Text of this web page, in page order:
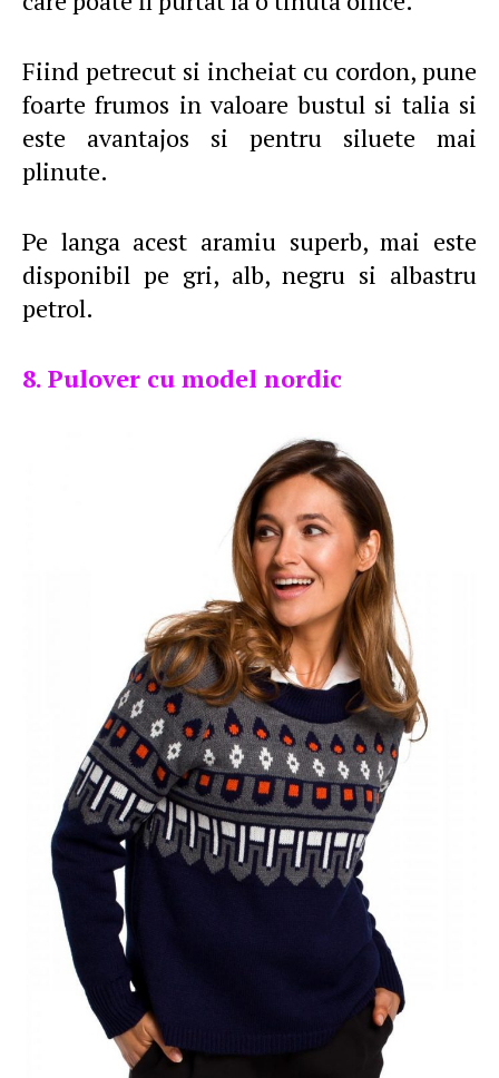
Fiind petrecut si incheiat cu cordon, pune
foarte frumos in valoare bustul si talia si
este avantajos si pentru siluete mai
plinute.
Pe langa acest aramiu superb, mai este
disponibil pe gri, alb, negru si albastru
petrol.
8. Pulover cu model nordic